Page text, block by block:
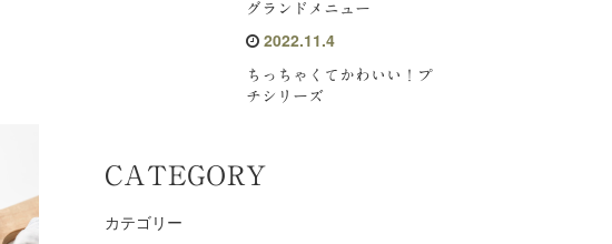
グランドメニュー
2022.11.4
ちっちゃくてかわいい！プ
チシリーズ
CATEGORY
カテゴリー